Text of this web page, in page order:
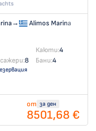
→ Alimos Marina
Каюти:4
8 Бани:4
от за ден
8501,68 €